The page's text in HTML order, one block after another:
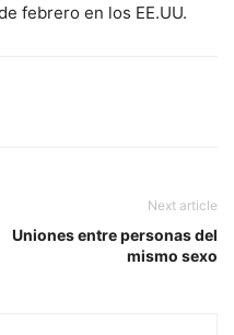
febrero en los EE.UU.
Next article
Uniones entre personas del
mismo sexo